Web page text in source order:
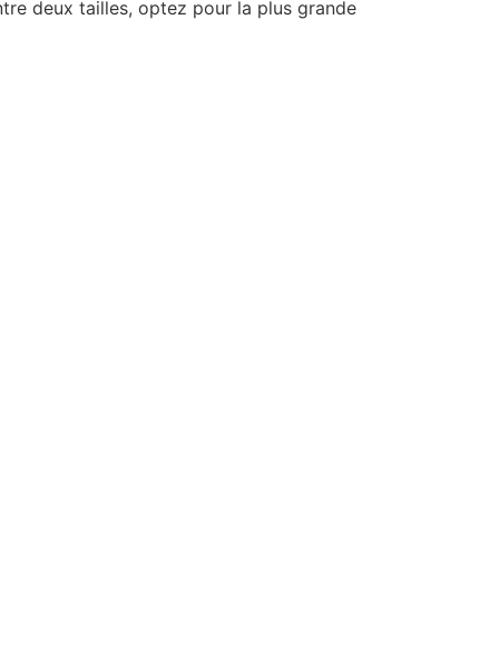
deux tailles, optez pour la plus grande